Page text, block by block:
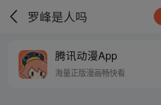
罗峰是人吗
腾讯动漫App
海量正版漫画畅快看